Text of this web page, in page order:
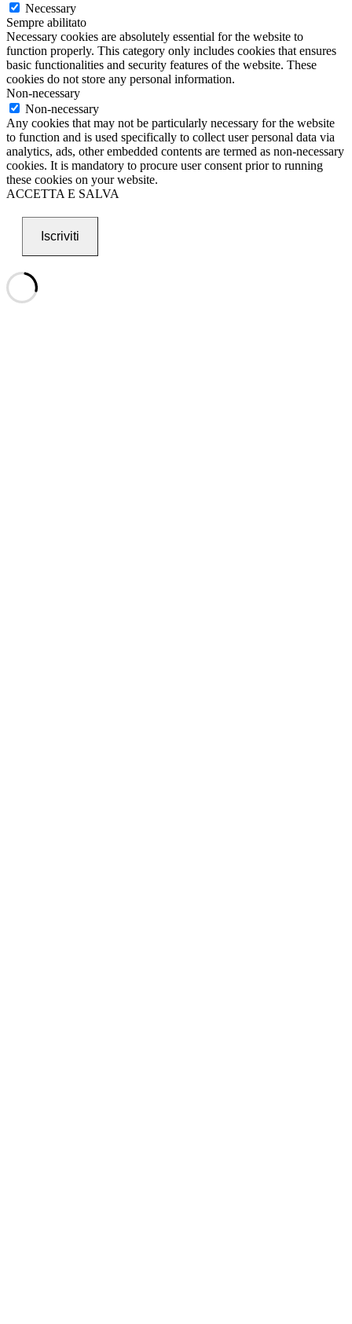
Necessary
Sempre abilitato
Necessary cookies are absolutely essential for the website to
function properly. This category only includes cookies that ensures
basic functionalities and security features of the website. These
cookies do not store any personal information.
Non-necessary
Non-necessary
Any cookies that may not be particularly necessary for the website
to function and is used specifically to collect user personal data via
analytics, ads, other embedded contents are termed as non-necessary
cookies. It is mandatory to procure user consent prior to running
these cookies on your website.
ACCETTA E SALVA
Iscriviti